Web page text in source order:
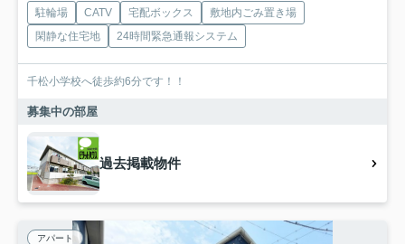
駐輪場 CATV 宅配ボックス
敷地内ごみ置き場
閑静な住宅地
24時間緊急通報システム
千松小学校へ徒歩約6分です！！
募集中の部屋
過去掲載物件
アパート